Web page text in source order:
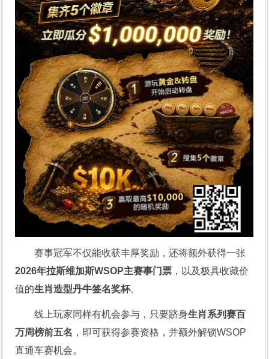
赛事冠军不仅能收获丰厚奖励，还将额外获得一张
2026年拉斯维加斯WSOP主赛事门票 ，以及极具收藏价
值的生肖造型丹牛签名奖杯。
线上玩家同样有机会参与，只要跻身生肖系列赛百
万周榜前五名 ，即可获得参赛资格，并额外解锁WSOP
直通车赛机会。